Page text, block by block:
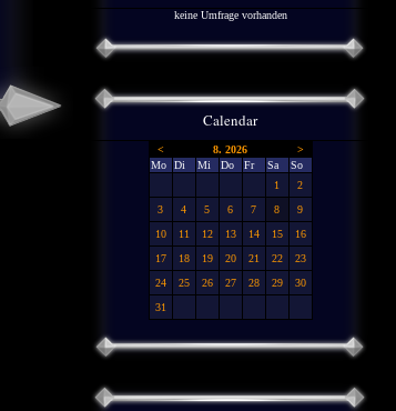
keine Umfrage vorhanden
Calendar
< 8. 2026
>
Mo
Di Mi Do Fr Sa
So
1
2
3
4 5 6 7 8
9
10
11 12 13 14 15
16
17
18 19 20 21 22
23
24
25 26 27 28 29
30
31